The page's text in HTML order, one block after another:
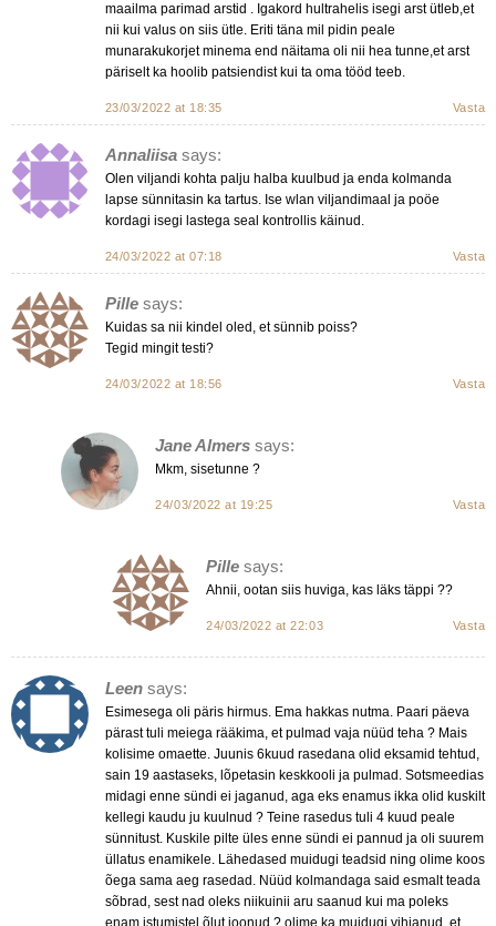
maailma parimad arstid . Igakord hultrahelis isegi arst ütleb,et
nii kui valus on siis ütle. Eriti täna mil pidin peale
munarakukorjet minema end näitama oli nii hea tunne,et arst
päriselt ka hoolib patsiendist kui ta oma tööd teeb.
23/03/2022 at 18:35 Vasta
Annaliisa says:
Olen viljandi kohta palju halba kuulbud ja enda kolmanda
lapse sünnitasin ka tartus. Ise wlan viljandimaal ja poöe
kordagi isegi lastega seal kontrollis käinud.
24/03/2022 at 07:18 Vasta
Pille says:
Kuidas sa nii kindel oled, et sünnib poiss?
Tegid mingit testi?
24/03/2022 at 18:56 Vasta
Jane Almers says:
Mkm, sisetunne ?
24/03/2022 at 19:25 Vasta
Pille says:
Ahnii, ootan siis huviga, kas läks täppi ??
24/03/2022 at 22:03 Vasta
Leen says:
Esimesega oli päris hirmus. Ema hakkas nutma. Paari päeva
pärast tuli meiega rääkima, et pulmad vaja nüüd teha ? Mais
kolisime omaette. Juunis 6kuud rasedana olid eksamid tehtud,
sain 19 aastaseks, lõpetasin keskkooli ja pulmad. Sotsmeedias
midagi enne sündi ei jaganud, aga eks enamus ikka olid kuskilt
kellegi kaudu ju kuulnud ? Teine rasedus tuli 4 kuud peale
sünnitust. Kuskile pilte üles enne sündi ei pannud ja oli suurem
üllatus enamikele. Lähedased muidugi teadsid ning olime koos
õega sama aeg rasedad. Nüüd kolmandaga said esmalt teada
sõbrad, sest nad oleks niikuinii aru saanud kui ma poleks
enam istumistel õlut joonud ? olime ka muidugi vihjanud, et